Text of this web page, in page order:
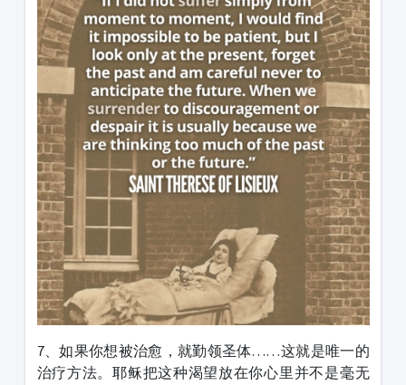
7、如果你想被治愈，就勤领圣体……这就是唯一的
治疗方法。耶稣把这种渴望放在你心里并不是毫无